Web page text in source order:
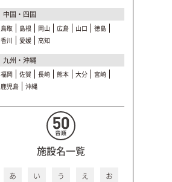
中国・四国
鳥取 島根 岡山 広島 山口
徳島
香川
愛媛 高知
九州・沖縄
福岡 佐賀 長崎 熊本 大分
宮崎
鹿児島
沖縄
施設名一覧
あ い う え お